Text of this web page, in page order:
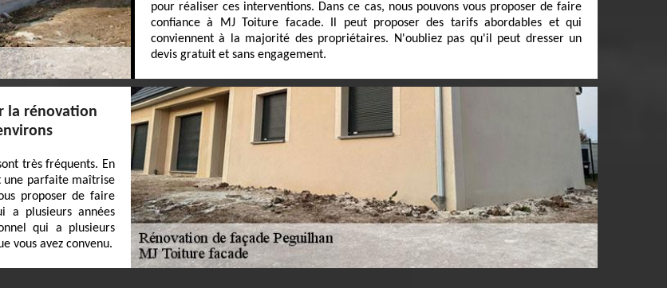
pour réaliser ces interventions. Dans ce cas, nous pouvons vous proposer de faire
confiance à MJ Toiture facade. Il peut proposer des tarifs abordables et qui
conviennent à la majorité des propriétaires. N'oubliez pas qu'il peut dresser un
devis gratuit et sans engagement.
la rénovation
très fréquents. En
une parfaite maîtrise
proposer de faire
a plusieurs années
qui a plusieurs
vous avez convenu.